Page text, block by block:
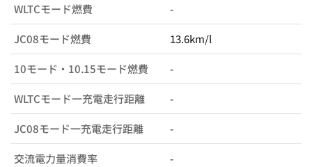
WLTCモード燃費 -
JC08モード燃費 13.6km/l
10モード・10.15モード燃費 -
WLTCモード一充電走行距離 -
JC08モード一充電走行距離 -
交流電力量消費率 -